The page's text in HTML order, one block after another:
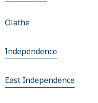
Olathe
Independence
East Independence